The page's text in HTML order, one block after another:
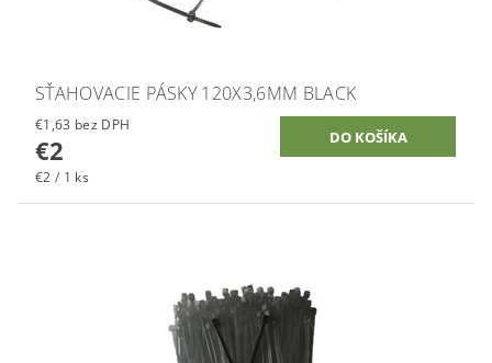
SŤAHOVACIE PÁSKY 120X3,6MM BLACK
€1,63 bez DPH
€2
€2 / 1 ks